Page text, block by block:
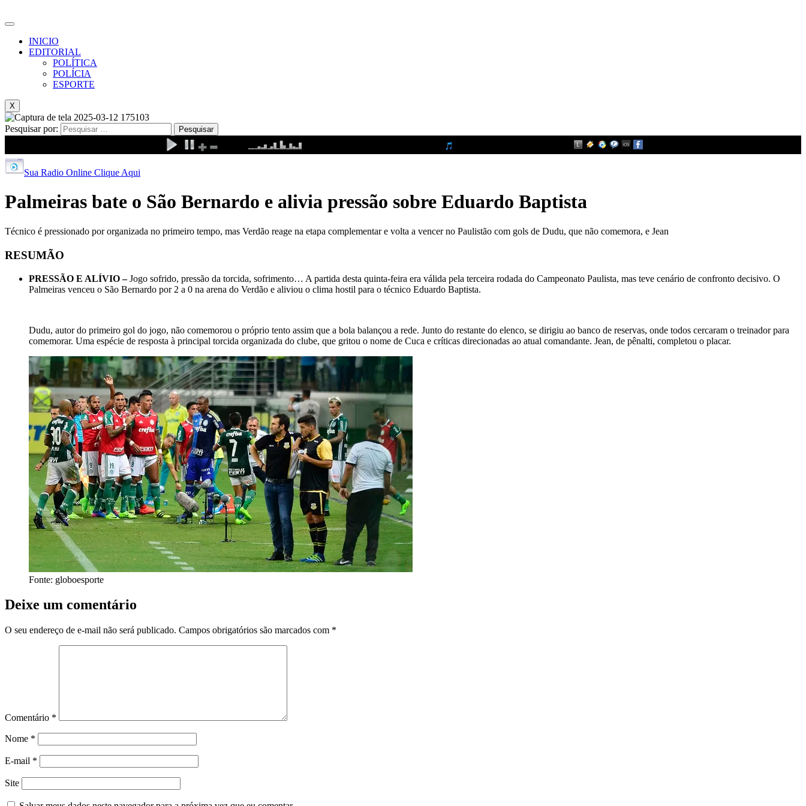
INICIO
EDITORIAL
POLÍTICA
POLÍCIA
ESPORTE
X
Pesquisar por:
Sua Radio Online Clique Aqui
Palmeiras bate o São Bernardo e alivia pressão sobre Eduardo Baptista
Técnico é pressionado por organizada no primeiro tempo, mas Verdão reage na etapa complementar e volta a vencer no Paulistão com gols de Dudu, que não comemora, e Jean
RESUMÃO
PRESSÃO E ALÍVIO –Jogo sofrido, pressão da torcida, sofrimento… A partida desta quinta-feira era válida pela terceira rodada do Campeonato Paulista, mas teve cenário de confronto decisivo. O
Palmeiras venceu o São Bernardo por 2 a 0 na arena do Verdão e aliviou o clima hostil para o técnico Eduardo Baptista.
Dudu, autor do primeiro gol do jogo, não comemorou o próprio tento assim que a bola balançou a rede. Junto do restante do elenco, se dirigiu ao banco de reservas, onde todos cercaram o treinador para
comemorar. Uma espécie de resposta à principal torcida organizada do clube, que gritou o nome de Cuca e críticas direcionadas ao atual comandante. Jean, de pênalti, completou o placar.
Fonte: globoesporte
Deixe um comentário
O seu endereço de e-mail não será publicado. Campos obrigatórios são marcados com *
Comentário *
Nome *
E-mail *
Site